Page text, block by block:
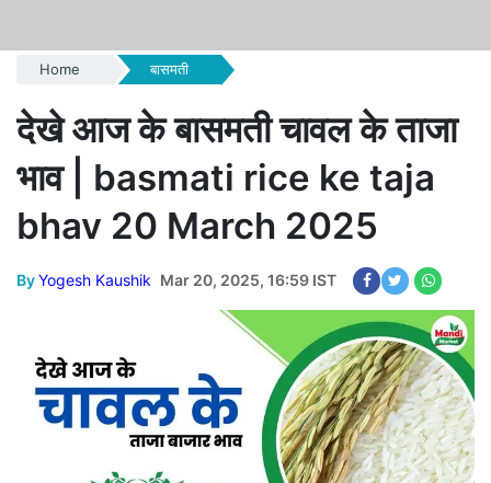
Home बासमती
देखे आज के बासमती चावल के ताजा
भाव | basmati rice ke taja
bhav 20 March 2025
ByYogesh Kaushik Mar 20, 2025, 16:59 IST